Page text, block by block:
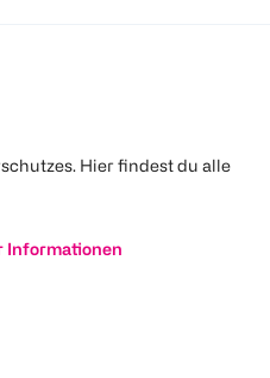
Hier findest du alle
Informationen